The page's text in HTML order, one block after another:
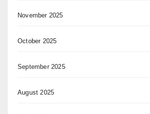
November 2025
October 2025
September 2025
August 2025